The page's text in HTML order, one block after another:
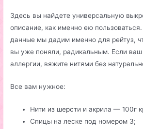
Здесь вы найдете универсальную
описание, как именно ею
данные мы дадим именно для рейтуз,
вы уже поняли, радикальным. Если ваш
аллергии, вяжите нитями без
Все вам нужное:
Нити из шерсти и акрила — 100г
Спицы на леске под номером 3;